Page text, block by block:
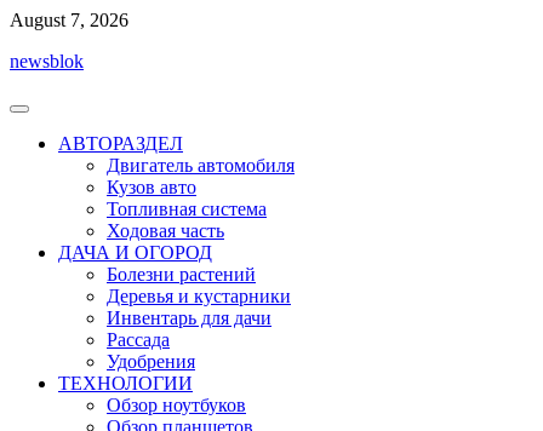
Перейти
содержимому
August 7, 2026
newsblok
АВТОРАЗДЕЛ
Двигатель автомобиля
Кузов авто
Топливная система
Ходовая часть
ДАЧА И ОГОРОД
Болезни растений
Деревья и кустарники
Инвентарь для дачи
Рассада
Удобрения
ТЕХНОЛОГИИ
Обзор ноутбуков
Обзор планшетов